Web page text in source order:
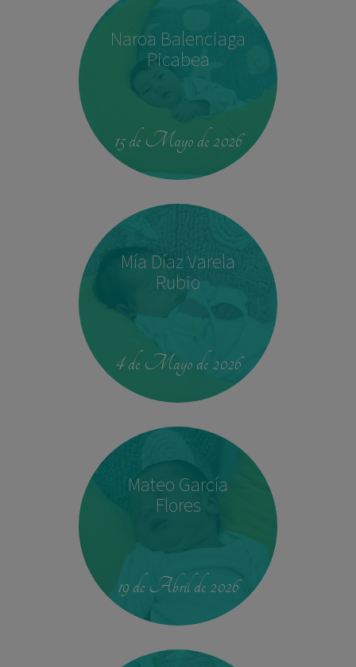
Naroa Balenciaga
Picabea
15 de Mayo de 2026
Mía Díaz Varela
Rubio
4 de Mayo de 2026
Mateo García
Flores
19 de Abril de 2026